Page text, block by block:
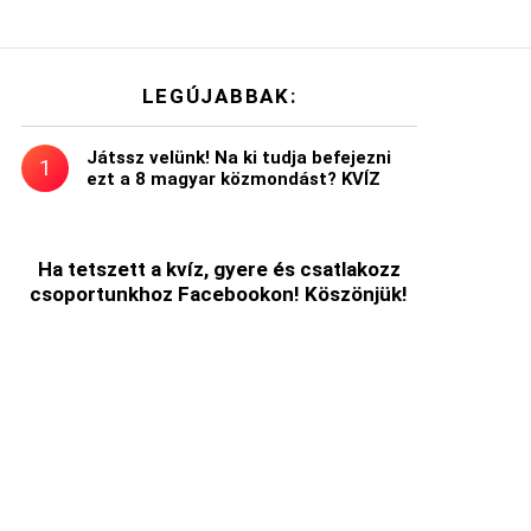
LEGÚJABBAK:
Játssz velünk! Na ki tudja befejezni
ezt a 8 magyar közmondást? KVÍZ
Ha tetszett a kvíz, gyere és csatlakozz
csoportunkhoz Facebookon! Köszönjük!